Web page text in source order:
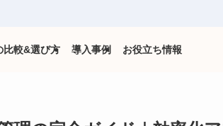
比較&選び方 導入事例 お役立ち情報